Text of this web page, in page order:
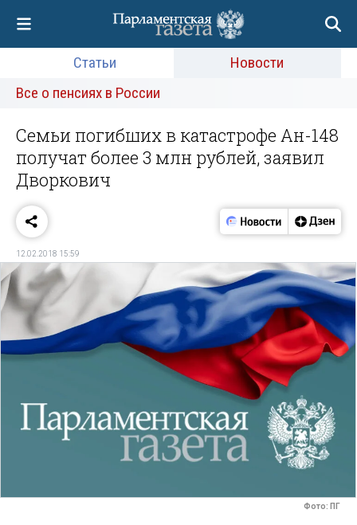
Статьи
Новости
Все о пенсиях в России
Семьи погибших в катастрофе Ан-148
получат более 3 млн рублей, заявил
Дворкович
12.02.2018 15:59
Фото: ПГ